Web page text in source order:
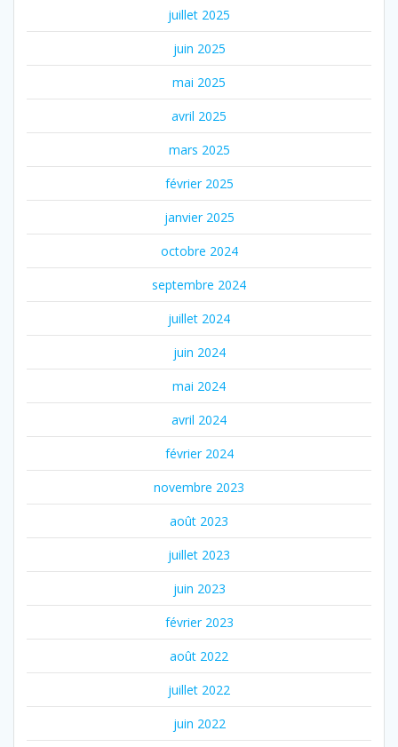
juillet 2025
juin 2025
mai 2025
avril 2025
mars 2025
février 2025
janvier 2025
octobre 2024
septembre 2024
juillet 2024
juin 2024
mai 2024
avril 2024
février 2024
novembre 2023
août 2023
juillet 2023
juin 2023
février 2023
août 2022
juillet 2022
juin 2022